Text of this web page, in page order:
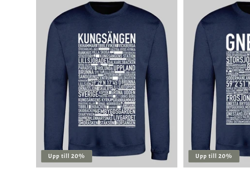
Upp till 20% Upp till 20%